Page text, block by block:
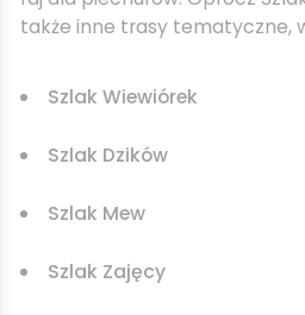
także inne trasy tematyczne,
Szlak Wiewiórek
Szlak Dzików
Szlak Mew
Szlak Zajęcy